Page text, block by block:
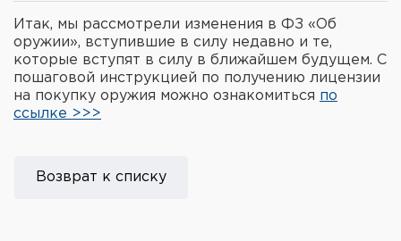
Итак, мы рассмотрели изменения в ФЗ «Об
оружии», вступившие в силу недавно и те,
которые вступят в силу в ближайшем будущем. С
пошаговой инструкцией по получению лицензии
на покупку оружия можно ознакомиться по
ссылке >>>
Возврат к списку